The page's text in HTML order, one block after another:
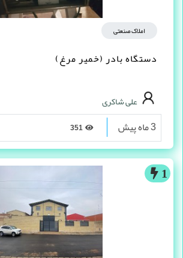
املاک صنعتی
دستگاه بادر (خمیر مرغ)
علی شاکری
3 ماه پیش
1